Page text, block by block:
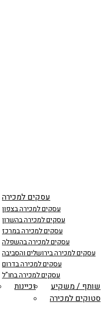
עסקים למכירה
עסקים למכירה בצפון
עסקים למכירה בהשרון
עסקים למכירה במרכז
עסקים למכירה בהשפלה
עסקים למכירה בירושלים והסביבה
עסקים למכירה בדרום
עסקים למכירה בחו"ל
שותף / משקיע זכיינות
סטוקים למכירה